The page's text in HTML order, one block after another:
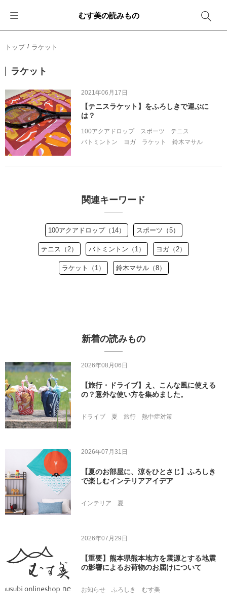
むす美の読みもの
トップ ラケット
ラケット
2021年06月17日
【テニスラケット】をふろしきで運ぶに
は？
100アクアドロップ スポーツ
テニス
バトミントン
ヨガ ラケット 鈴木マサル
関連キーワード
100アクアドロップ（14） スポーツ（5）
テニス（2） バトミントン（1） ヨガ（2）
ラケット（1） 鈴木マサル（8）
新着の読みもの
2026年08月06日
【旅行・ドライブ】え、こんな風に使える
の？意外な使い方を集めました。
ドライブ 夏 旅行 熱中症対策
2026年07月31日
【夏のお部屋に、涼をひとさじ】ふろしき
で楽しむインテリアアイデア
インテリア 夏
2026年07月29日
【重要】熊本県熊本地方を震源とする地震
の影響によるお荷物のお届けについて
お知らせ ふろしき むす美
イベント・キャンペーン
新商品
メディア情報
その他
エコバッグ
おしゃれコーデバッグ
収納にもなるバッグ
箱を包む
お酒を包む
一番人気「花包み」
簡単「バッグアレンジ」
ファッション
インテリア
アウトドア
雨の日
卒業・入学
退職・異動
結婚
出産